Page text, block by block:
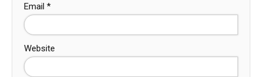
Email *
Website